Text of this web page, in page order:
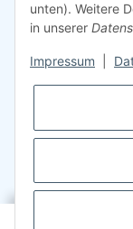
©2026Sparsando
unten). Weitere
in unserer
Impressum